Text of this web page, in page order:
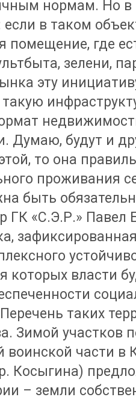
нормам. Но
в таком
помещение, где
зелени,
эту
Думаю, будут и
то она
проживания
быть
ГК «С.Э.Р.» Павел
которых власти
таких
Зимой участков
части в
Косыгина)
– земли